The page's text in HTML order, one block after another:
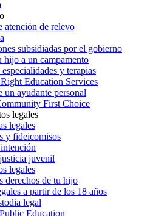
atención de relevo
subsidiadas por el gobierno
hijo a un campamento
y terapias
Education Services
un ayudante personal
First Choice
legales
legales
y fideicomisos
juvenil
legales
derechos de tu hijo
a partir de los 18 años
legal
Education